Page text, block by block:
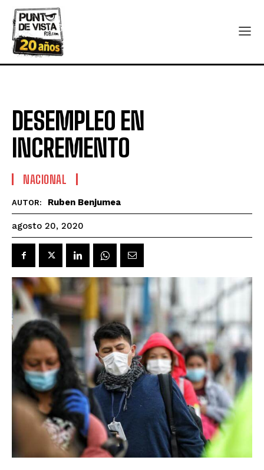
DESEMPLEO EN
INCREMENTO
NACIONAL
AUTOR: Ruben Benjumea
agosto 20, 2020